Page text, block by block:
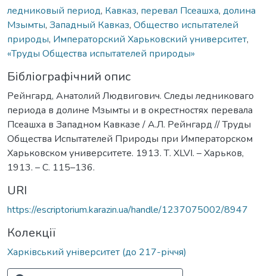
ледниковый период, Кавказ, перевал Псеашха, долина
Мзымты, Западный Кавказ, Общество испытателей
природы, Императорский Харьковский университет,
«Труды Общества испытателей природы»
Бібліографічний опис
Рейнгард, Анатолий Людвигович. Следы ледниковаго
периода в долине Мзымты и в окрестностях перевала
Псеашха в Западном Кавказе / А.Л. Рейнгард // Труды
Общества Испытателей Природы при Императорском
Харьковском университете. 1913. Т. XLVI. – Харьков,
1913. – С. 115–136.
URI
https://escriptorium.karazin.ua/handle/1237075002/8947
Колекції
Харківський університет (до 217-річчя)